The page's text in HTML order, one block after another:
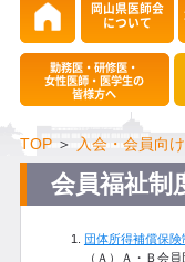
岡山県医師会
について
勤務医・研修医・
女性医師・医学生の
皆様方へ
TOP＞ 入会・会員向
会員福祉制
団体所得補償保険
（Ａ）Ａ・Ｂ会